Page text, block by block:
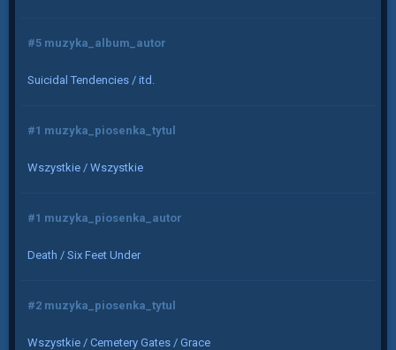
#5 muzyka_album_autor
Suicidal Tendencies / itd.
#1 muzyka_piosenka_tytul
Wszystkie / Wszystkie
#1 muzyka_piosenka_autor
Death / Six Feet Under
#2 muzyka_piosenka_tytul
Wszystkie / Cemetery Gates / Grace